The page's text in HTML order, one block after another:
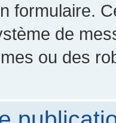
formulaire.
de
ou des